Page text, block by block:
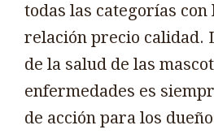
todas las categorías con
relación precio calidad.
de la salud de las
enfermedades es
de acción para los